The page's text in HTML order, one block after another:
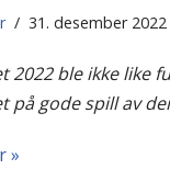
31. desember 2022
2022 ble ikke like
på gode spill av
»